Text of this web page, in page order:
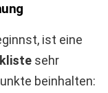
ist eine
sehr
beinhalten: